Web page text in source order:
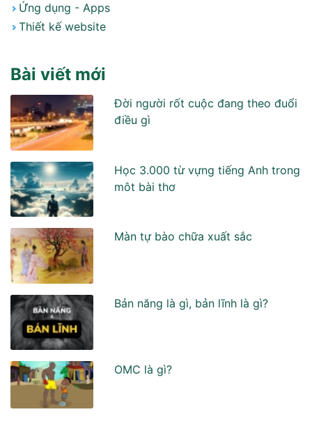
Ứng dụng - Apps
Thiết kế website
Bài viết mới
Đời người rốt cuộc đang theo đuổi
điều gì
Học 3.000 từ vựng tiếng Anh trong
môt bài thơ
Màn tự bào chữa xuất sắc
Bản năng là gì, bản lĩnh là gì?
OMC là gì?